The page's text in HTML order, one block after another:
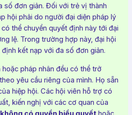
số đơn giản. Đối với trẻ vị thành
hội phải do người đại diện pháp lý
thể chuyển quyết định này tới đại
lệ. Trong trường hợp này, đại hội
kết nạp với đa số đơn giản.
pháp nhân đều có thể trở
theo yêu cầu riêng của mình. Họ sẵn
hiệp hội. Các hội viên hỗ trợ có
kiến ​​nghị với các cơ quan của